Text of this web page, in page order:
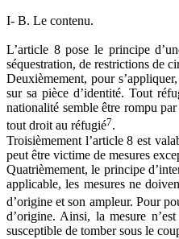
I- B. Le contenu.
L’article 8 pose le principe
séquestration, de restrictions de
Deuxièmement, pour
sur sa pièce d’identité. Tout
nationalité semble être rompu
tout droit au réfugié7.
Troisièmement l’article 8 est
peut être victime de mesures
Quatrièmement, le principe
applicable, les mesures ne
d’origine et son ampleur. Pour
d’origine. Ainsi, la mesure
susceptible de tomber sous le